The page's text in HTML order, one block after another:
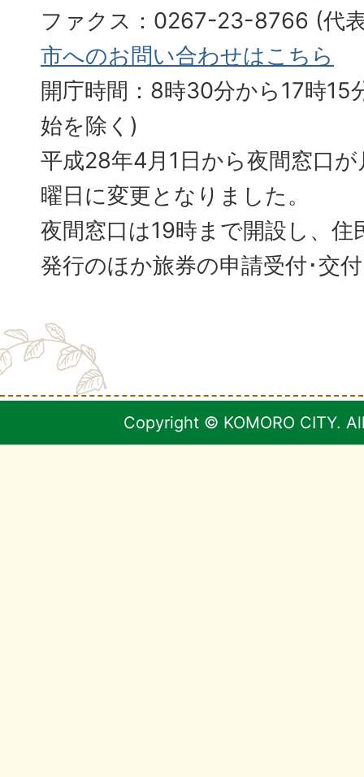
ファクス：0267-23-8766 (
市へのお問い合わせはこちら
開庁時間：8時30分から17時15
始を除く)
平成28年4月1日から夜間窓口
曜日に変更となりました。
夜間窓口は19時まで開設し、住
発行のほか旅券の申請受付･交
Copyright © KOMORO CITY.